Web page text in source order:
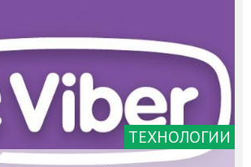
ТЕХНОЛОГИИ